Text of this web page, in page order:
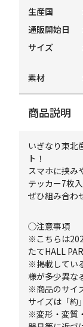
生産国
通販開始日
サイズ
素材
商品説明
いぎなり東北
ト！
スマホに挟み
テッカー7枚
ぜひ組み合わ
◯注意事項
※こちらは
たてHALL
※掲載してい
様が多少異な
※商品のサイ
サイズは「約
※変形・変質